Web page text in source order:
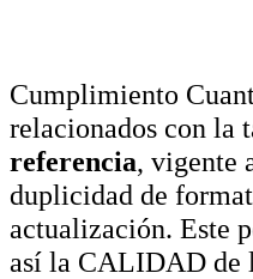
Cumplimiento
relacionados con la
referencia, vigente
duplicidad de
actualización. Este
así la CALIDAD de